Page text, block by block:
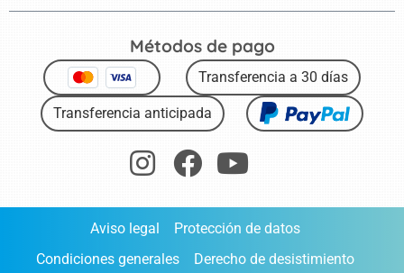
Métodos de pago
Transferencia a 30 días
Transferencia anticipada
Aviso legal
Protección de datos
Condiciones generales
Derecho de desistimiento